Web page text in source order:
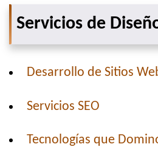
Servicios de
Desarrollo de Sitios
Servicios SEO
Tecnologías que